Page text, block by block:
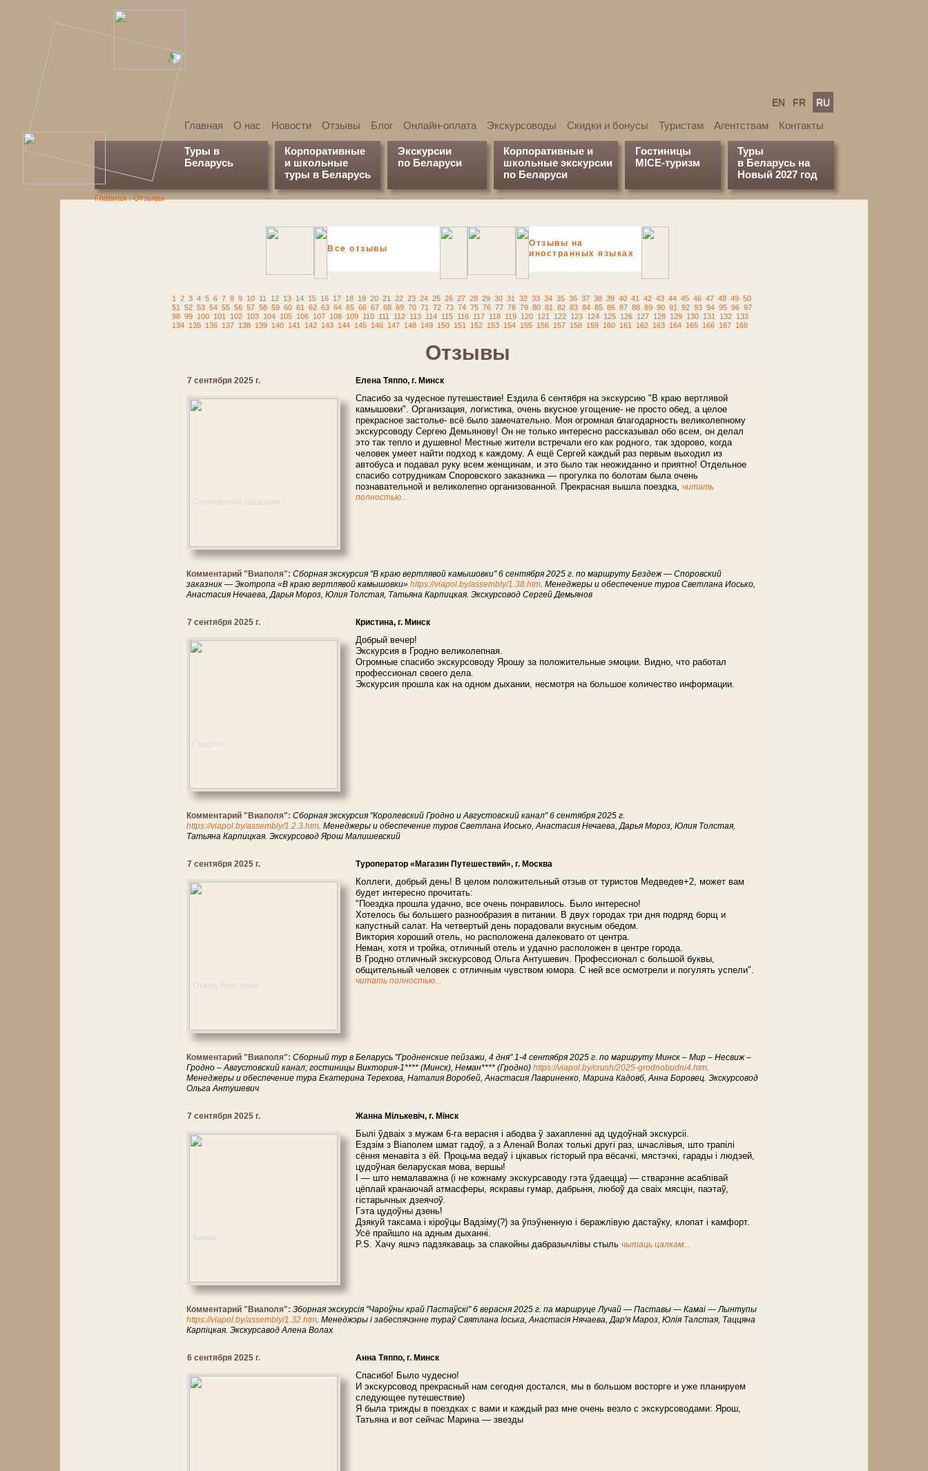
EN FR RU
Главная О нас Новости Отзывы Блог Онлайн-оплата Экскурсоводы Скидки и бонусы Туристам Агентствам Контакты
Туры в
Беларусь
Корпоративные
и школьные
туры в Беларусь
Экскурсии
по Беларуси
Корпоративные и
школьные экскурсии
по Беларуси
Гостиницы
MICE-туризм
Туры
в Беларусь на
Новый 2027 год
Главная/Отзывы
Все отзывы
Отзывы на
иностранных языках
1 2 3 4 5 6 7 8 9 10 11 12 13 14 15 16 17 18 19 20 21 22 23 24 25 26 27 28 29 30 31 32 33 34 35 36 37 38 39 40 41 42 43 44 45 46 47 48 49 50
51
52 53 54 55 56 57 58 59 60 61 62 63 64 65 66 67 68 69 70 71 72 73 74 75 76 77 78 79 80 81 82 83 84 85 86 87 88 89 90 91 92 93 94 95 96 97
98 99 100 101 102 103 104 105 106 107 108 109 110 111 112 113 114 115 116 117 118 119 120 121 122 123 124 125 126 127 128 129 130 131 132 133
134 135 136 137 138 139 140 141 142 143 144 145 146 147 148 149 150 151 152 153 154 155 156 157 158 159 160 161 162 163 164 165 166 167 168
Отзывы
7 сентября 2025 г. Елена Тяппо, г. Минск
Спасибо за чудесное путешествие! Ездила 6 сентября на экскурсию "В краю вертлявой
камышовки". Организация, логистика, очень вкусное угощение- не просто обед, а целое
прекрасное застолье- всё было замечательно. Моя огромная благодарность великолепному
экскурсоводу Сергею Демьянову! Он не только интересно рассказывал обо всем, он делал
это так тепло и душевно! Местные жители встречали его как родного, так здорово, когда
человек умеет найти подход к каждому. А ещё Сергей каждый раз первым выходил из
автобуса и подавал руку всем женщинам, и это было так неожиданно и приятно! Отдельное
спасибо сотрудникам Споровского заказника — прогулка по болотам была очень
познавательной и великолепно организованной. Прекрасная вышла поездка, читать
полностью...
Комментарий "Виаполя": Сборная экскурсия "В краю вертлявой камышовки" 6 сентября 2025 г. по маршруту Бездеж — Споровский
заказник — Экотропа «В краю вертлявой камышовки» https://viapol.by/assembly/1.38.htm. Менеджеры и обеспечение туров Светлана Иосько,
Анастасия Нечаева, Дарья Мороз, Юлия Толстая, Татьяна Карпицкая. Экскурсовод Сергей Демьянов
7 сентября 2025 г. Кристина, г. Минск
Добрый вечер!
Экскурсия в Гродно великолепная.
Огромные спасибо экскурсоводу Ярошу за положительные эмоции. Видно, что работал
профессионал своего дела.
Экскурсия прошла как на одном дыхании, несмотря на большое количество информации.
Комментарий "Виаполя": Сборная экскурсия "Королевский Гродно и Августовский канал" 6 сентября 2025 г.
https://viapol.by/assembly/1.2.3.htm. Менеджеры и обеспечение туров Светлана Иосько, Анастасия Нечаева, Дарья Мороз, Юлия Толстая,
Татьяна Карпицкая. Экскурсовод Ярош Малишевский
7 сентября 2025 г. Туроператор «Магазин Путешествий», г. Москва
Коллеги, добрый день! В целом положительный отзыв от туристов Медведев+2, может вам
будет интересно прочитать:
"Поездка прошла удачно, все очень понравилось. Было интересно!
Хотелось бы большего разнообразия в питании. В двух городах три дня подряд борщ и
капустный салат. На четвертый день порадовали вкусным обедом.
Виктория хороший отель, но расположена далековато от центра.
Неман, хотя и тройка, отличный отель и удачно расположен в центре города.
В Гродно отличный экскурсовод Ольга Антушевич. Профессионал с большой буквы,
общительный человек с отличным чувством юмора. С ней все осмотрели и погулять успели".
читать полностью...
Комментарий "Виаполя": Сборный тур в Беларусь "Гродненские пейзажи, 4 дня" 1-4 сентября 2025 г. по маршруту Минск – Мир – Несвиж –
Гродно – Августовский канал; гостиницы Виктория-1**** (Минск), Неман**** (Гродно) https://viapol.by/crush/2025-grodnobudni4.htm.
Менеджеры и обеспечение тура Екатерина Терехова, Наталия Воробей, Анастасия Лавриненко, Марина Кадовб, Анна Боровец. Экскурсовод
Ольга Антушевич
7 сентября 2025 г. Жанна Мількевіч, г. Мінск
Былі ўдваіх з мужам 6-га верасня і абодва ў захапленні ад цудоўнай экскурсіі.
Ездзім з Віаполем шмат гадоў, а з Аленай Волах толькі другі раз, шчаслівыя, што трапілі
сёння менавіта з ёй. Процьма ведаў і цікавых гісторый пра вёсачкі, мястэчкі, гарады і людзей,
цудоўная беларуская мова, вершы!
І — што немалаважна (і не кожнаму экскурсаводу гэта ўдаецца) — стварэнне асаблівай
цёплай кранаючай атмасферы, яскравы гумар, дабрыня, любоў да сваіх мясцін, паэтаў,
гістарычных дзеячоў.
Гэта цудоўны дзень!
Дзякуй таксама і кіроўцы Вадзіму(?) за ўпэўненную і беражлівую дастаўку, клопат і камфорт.
Усё прайшло на адным дыханні.
P.S. Хачу яшчэ падзякаваць за спакойны дабразычлівы стыль чытаць цалкам...
Комментарий "Виаполя": Зборная экскурсія "Чароўны край Пастаўскі" 6 верасня 2025 г. па маршруце Лучай — Паставы — Камаі — Лынтупы
https://viapol.by/assembly/1.32.htm. Менеджэры і забеспячэнне тураў Святлана Іоська, Анастасія Нячаева, Дар'я Мароз, Юлія Талстая, Таццяна
Карпіцкая. Экскурсавод Алена Волах
6 сентября 2025 г. Анна Тяппо, г. Минск
Спасибо! Было чудесно!
И экскурсовод прекрасный нам сегодня достался, мы в большом восторге и уже планируем
следующее путешествие)
Я была трижды в поездках с вами и каждый раз мне очень везло с экскурсоводами: Ярош,
Татьяна и вот сейчас Марина — звезды